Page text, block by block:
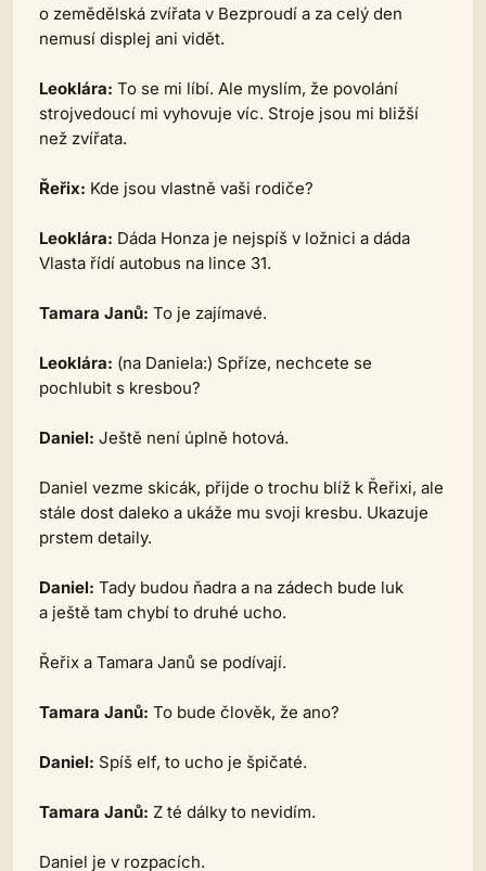
o zemědělská zvířata v Bezproudí a za celý den
nemusí displej ani vidět.
Leoklára: To se mi líbí. Ale myslím, že povolání
strojvedoucí mi vyhovuje víc. Stroje jsou mi bližší
než zvířata.
Řeřix: Kde jsou vlastně vaši rodiče?
Leoklára: Dáda Honza je nejspíš v ložnici a dáda
Vlasta řídí autobus na lince 31.
Tamara Janů: To je zajímavé.
Leoklára: (na Daniela:) Spříze, nechcete se
pochlubit s kresbou?
Daniel: Ještě není úplně hotová.
Daniel vezme skicák, přijde o trochu blíž k Řeřixi, ale
stále dost daleko a ukáže mu svoji kresbu. Ukazuje
prstem detaily.
Daniel: Tady budou ňadra a na zádech bude luk
a ještě tam chybí to druhé ucho.
Řeřix a Tamara Janů se podívají.
Tamara Janů: To bude člověk, že ano?
Daniel: Spíš elf, to ucho je špičaté.
Tamara Janů: Z té dálky to nevidím.
Daniel je v rozpacích.